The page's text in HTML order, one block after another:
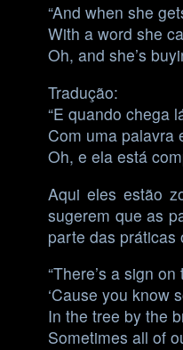
“And when she
With a word she
Oh, and she’s
Tradução:
“E quando chega
Com uma palavra
Oh, e ela está
Aqui eles estão
sugerem que as
parte das práticas
“There’s a sign
‘Cause you know
In the tree by the
Sometimes all of